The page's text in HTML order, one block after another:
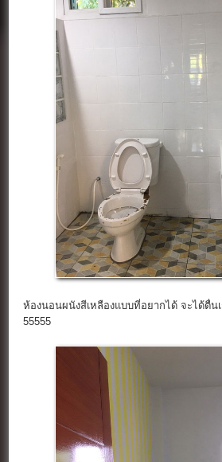
ห้องนอนผนังสีเหลืองแบบที่อยากได้ จะได้ตื่น
55555